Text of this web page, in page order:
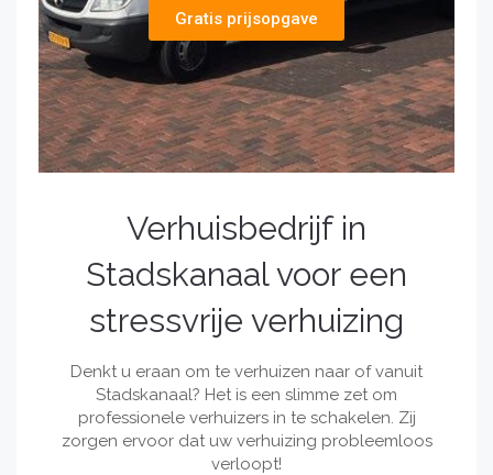
Gratis prijsopgave
Verhuisbedrijf in
Stadskanaal voor een
stressvrije verhuizing
Denkt u eraan om te verhuizen naar of vanuit
Stadskanaal? Het is een slimme zet om
professionele verhuizers in te schakelen. Zij
zorgen ervoor dat uw verhuizing probleemloos
verloopt!